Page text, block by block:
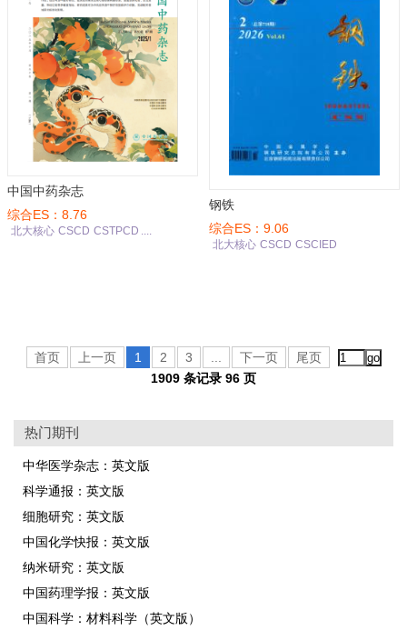
中国中药杂志
综合ES：8.76
北大核心 CSCD CSTPCD
钢铁
综合ES：9.06
北大核心 CSCD CSCIED
首页 上一页 1 2 3 下一页
尾页
1909 条记录 96 页
热门期刊
中华医学杂志：英文版
科学通报：英文版
细胞研究：英文版
中国化学快报：英文版
纳米研究：英文版
中国药理学报：英文版
中国科学：材料科学（英文版）